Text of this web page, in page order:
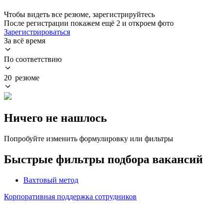
Чтобы видеть все резюме, зарегистрируйтесь
После регистрации покажем ещё 2 и откроем фото
Зарегистрироваться
За всё время
По соответствию
20 резюме
Ничего не нашлось
Попробуйте изменить формулировку или фильтры
Быстрые фильтры подбора вакансий
Вахтовый метод
Корпоративная поддержка сотрудников